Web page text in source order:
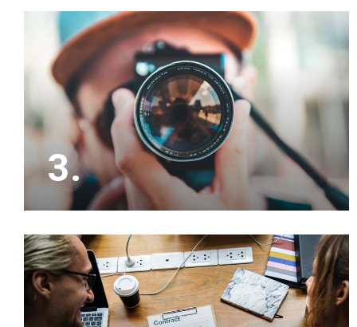
Het is slim om ons eerst jouw woning op waarde
te laten schatten, waarna wij zorgen voor
professionele beeldmateriaal om de verkoop te
3.